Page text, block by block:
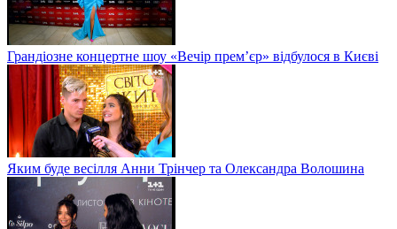
Грандіозне концертне шоу «Вечір прем’єр» відбулося в Києві
Яким буде весілля Анни Трінчер та Олександра Волошина